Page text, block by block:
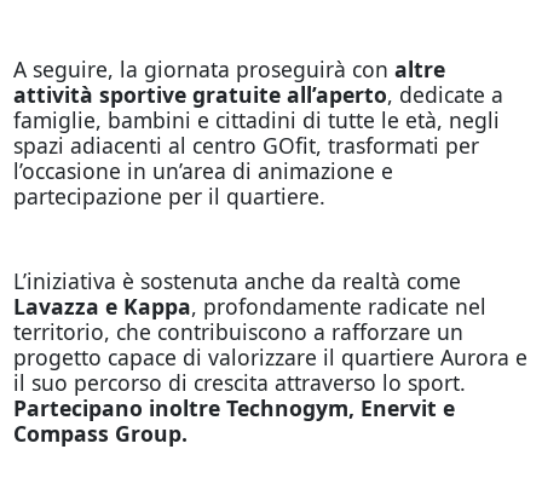
A seguire, la giornata proseguirà con altre
attività sportive gratuite all’aperto, dedicate a
famiglie, bambini e cittadini di tutte le età, negli
spazi adiacenti al centro GOfit, trasformati per
l’occasione in un’area di animazione e
partecipazione per il quartiere.
L’iniziativa è sostenuta anche da realtà come
Lavazza e Kappa, profondamente radicate nel
territorio, che contribuiscono a rafforzare un
progetto capace di valorizzare il quartiere Aurora e
il suo percorso di crescita attraverso lo sport.
Partecipano inoltre Technogym, Enervit e
Compass Group.